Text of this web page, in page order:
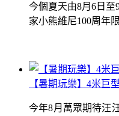
【暑期玩樂】4米巨
今年8月萬眾期待汪
今個夏天由8月6日
家小熊維尼100周年